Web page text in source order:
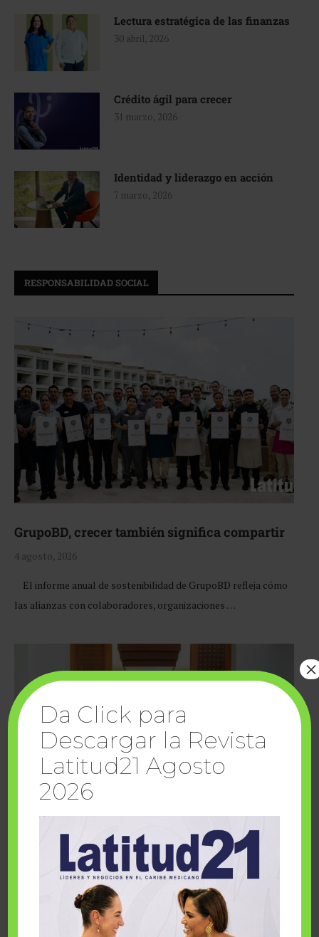
Lectura estratégica de las finanzas
30 abril, 2026
Crédito ágil para crecer
31 marzo, 2026
Identidad y liderazgo en acción
7 marzo, 2026
RESPONSABILIDAD SOCIAL
GrupoBD, crecer también significa compartir
4 agosto, 2026
El informe anual de sostenibilidad de GrupoBD refleja cómo
las alianzas con colaboradores, organizaciones …
Cuando la solidaridad inspira; cumplen
sueños Fairmont Mayakoba y Make-A-Wish
Da Click para
Descargar la Revista
Latitud21 Agosto
2026
×